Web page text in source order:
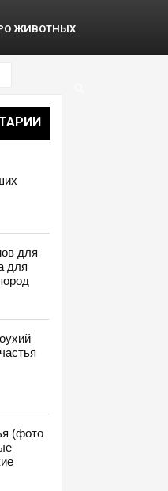
ЖИВОТНЫХ
для
для
(фото